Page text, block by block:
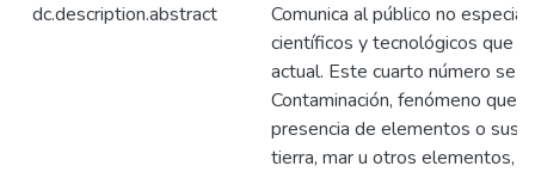
dc.description.abstract
Comunica al público no
científicos y tecnológicos que
actual. Este cuarto número se
Contaminación, fenómeno que
presencia de elementos o
tierra, mar u otros elementos,